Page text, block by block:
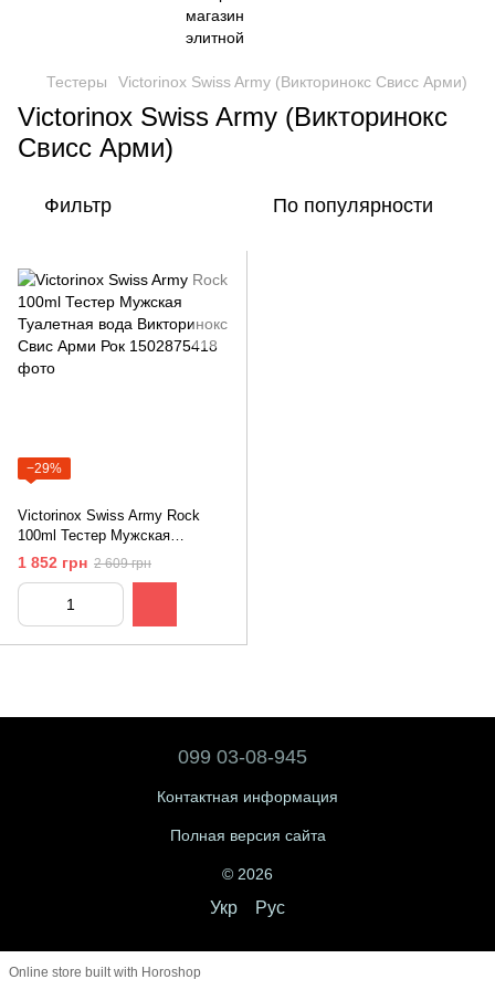
Тестеры Victorinox Swiss Army (Викторинокс Свисс Арми)
Victorinox Swiss Army (Викторинокс
Свисс Арми)
Фильтр По популярности
−29%
Victorinox Swiss Army Rock
100ml Тестер Мужская
Туалетная вода Викторинокс
Свис Арми Рок
1 852 грн 2 609 грн
099 03-08-945
Контактная информация
Полная версия сайта
© 2026
Укр Рус
Online store built with Horoshop